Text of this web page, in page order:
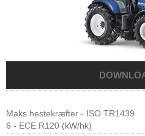
Maks hestekræfter - ISO TR1439
6 - ECE R120 (kW/hk)